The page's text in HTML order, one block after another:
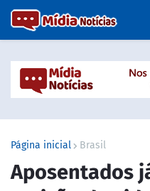
Página inicial Brasil
Aposentados